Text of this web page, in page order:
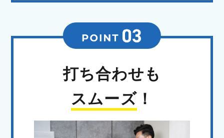
打ち合わせも
スムーズ！